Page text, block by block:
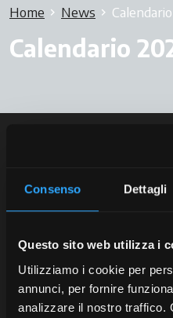
Consenso Dettagli
Questo sito web utilizza i
Utilizziamo i cookie per
annunci, per fornire
analizzare il nostro traffico.
Home News
Calendario